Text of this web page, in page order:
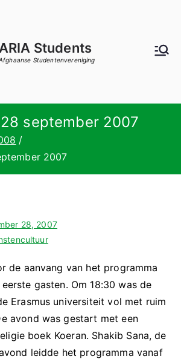
ARIA Students
Studentenvereniging
september 2007
2007
28, 2007
de aanvang van het programma
gasten. Om 18:30 was de
Erasmus universiteit vol met ruim
avond was gestart met een
boek Koeran. Shakib Sana, de
leidde het programma vanaf